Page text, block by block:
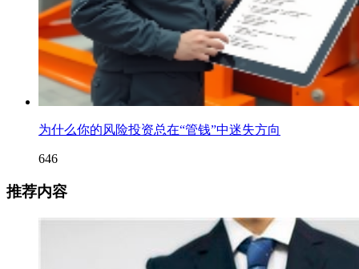
为什么你的风险投资总在“管钱”中迷失方向
646
推荐内容